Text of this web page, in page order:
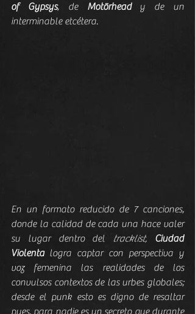
of Gypsys, de Motörhead y de un
interminable etcétera.
En un formato reducido de 7 canciones,
donde la calidad de cada una hace valer
su lugar dentro del tracklist, Ciudad
Violenta logra captar con perspectiva y
voz femenina las realidades de los
convulsos contextos de las urbes globales;
desde el punk esto es digno de resaltar
pues, para nadie es un secreto que durante